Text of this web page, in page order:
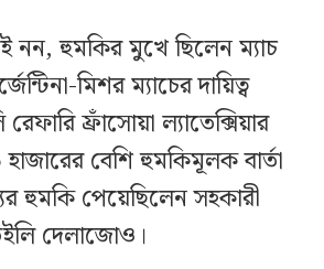
নন, হুমকির মুখে ছিলেন ম্যাচ
মিশর ম্যাচের দায়িত্ব
ফ্রাঁসোয়া ল্যাতেক্সিয়ার
বেশি হুমকিমূলক বার্তা
হুমকি পেয়েছিলেন সহকারী
দেলাজোও।